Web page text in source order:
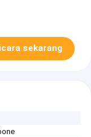
sekarang